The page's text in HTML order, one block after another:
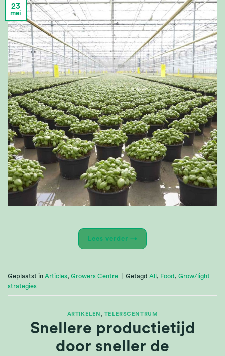
23
mei
Lees verder →
Geplaatst in Articles, Growers Centre Getagd All , Food , Grow/light
strategies
ARTIKELEN , TELERSCENTRUM
Snellere productietijd
door sneller de